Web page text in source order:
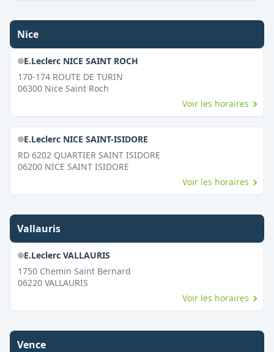
Nice
E.Leclerc NICE SAINT ROCH
170-174 ROUTE DE TURIN
06300 Nice Saint Roch
Voir les horaires
E.Leclerc NICE SAINT-ISIDORE
RD 6202 QUARTIER SAINT ISIDORE
06200 NICE SAINT ISIDORE
Voir les horaires
Vallauris
E.Leclerc VALLAURIS
1750 Chemin Saint Bernard
06220 VALLAURIS
Voir les horaires
Vence